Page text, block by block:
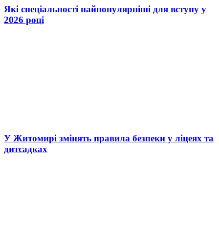
Які спеціальності найпопулярніші для вступу у
2026 році
У Житомирі змінять правила безпеки у ліцеях та
дитсадках